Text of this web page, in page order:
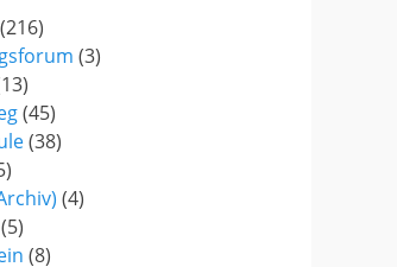
(216)
(3)
(45)
(38)
(4)
(5)
(8)